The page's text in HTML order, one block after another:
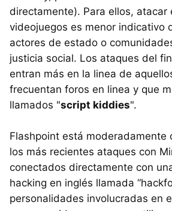
directamente). Para ellos, atacar
videojuegos es menor indicativo
actores de estado o
justicia social. Los ataques del
entran más en la linea de
frecuentan foros en linea y que
llamados "script kiddies".
Flashpoint está moderadamente
los más recientes ataques con
conectados directamente con
hacking en inglés llamada
personalidades involucradas en